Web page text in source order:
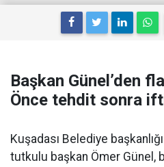
Başkan Günel’den
Önce tehdit sonra
Kuşadası Belediye
tutkulu başkan Ömer Günel,